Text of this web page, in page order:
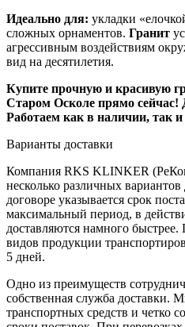
Идеально для: укладки
сложных орнаментов. Гранит
агрессивным воздействиям
вид на десятилетия.
Купите прочную и красивую
Старом Осколе прямо сейчас!
Работаем как в наличии, так и
Варианты доставки
Компания RKS KLINKER
несколько различных
договоре указывается срок
максимальный период, в
доставляются намного
видов продукции
5 дней.
Одно из преимуществ
собственная служба доставки.
транспортных средств и четко